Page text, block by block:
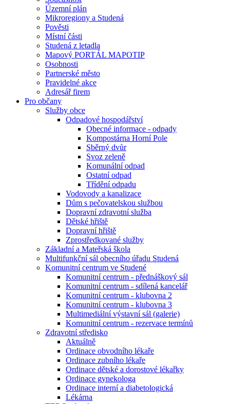
Územní plán
Mikroregiony a Studená
Pověsti
Místní části
Studená z letadla
Mapový PORTÁL MAPOTIP
Osobnosti
Partnerské město
Pravidelné akce
Adresář firem
Pro občany
Služby obce
Odpadové hospodářství
Obecné informace - odpady
Kompostárna Horní Pole
Sběrný dvůr
Svoz zeleně
Komunální odpad
Ostatní odpad
Třídění odpadu
Vodovody a kanalizace
Dům s pečovatelskou službou
Dopravní zdravotní služba
Dětské hřiště
Dopravní hřiště
Zprostředkované služby
Základní a Mateřská škola
Multifunkční sál obecního úřadu Studená
Komunitní centrum ve Studené
Komunitní centrum - přednáškový sál
Komunitní centrum - sdílená kancelář
Komunitní centrum - klubovna 2
Komunitní centrum - klubovna 3
Multimediální výstavní sál (galerie)
Komunitní centrum - rezervace termínů
Zdravotní středisko
Aktuálně
Ordinace obvodního lékaře
Ordinace zubního lékaře
Ordinace dětské a dorostové lékařky
Ordinace gynekologa
Ordinace interní a diabetologická
Lékárna